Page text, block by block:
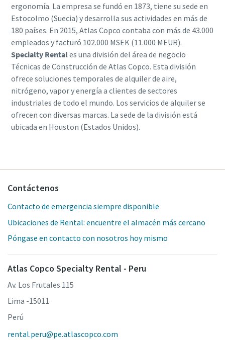
ergonomía. La empresa se fundó en 1873, tiene su sede en
Estocolmo (Suecia) y desarrolla sus actividades en más de
180 países. En 2015, Atlas Copco contaba con más de 43.000
empleados y facturó 102.000 MSEK (11.000 MEUR).
Specialty Rentales una división del área de negocio
Técnicas de Construcción de Atlas Copco. Esta división
ofrece soluciones temporales de alquiler de aire,
nitrógeno, vapor y energía a clientes de sectores
industriales de todo el mundo. Los servicios de alquiler se
ofrecen con diversas marcas. La sede de la división está
ubicada en Houston (Estados Unidos).
Contáctenos
Contacto de emergencia siempre disponible
Ubicaciones de Rental: encuentre el almacén más cercano
Póngase en contacto con nosotros hoy mismo
Atlas Copco Specialty Rental - Peru
Av. Los Frutales 115
Lima -15011
Perú
rental.peru@pe.atlascopco.com